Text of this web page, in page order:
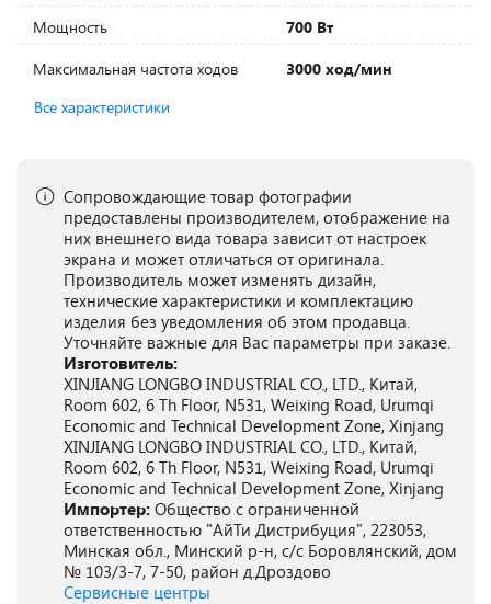
Мощность
700 Вт
Максимальная частота ходов
3000 ход/мин
Все характеристики
Сопровождающие товар фотографии
предоставлены производителем, отображение на
них внешнего вида товара зависит от настроек
экрана и может отличаться от оригинала.
Производитель может изменять дизайн,
технические характеристики и комплектацию
изделия без уведомления об этом продавца.
Уточняйте важные для Вас параметры при заказе.
Изготовитель:
XINJIANG LONGBO INDUSTRIAL CO., LTD., Китай,
Room 602, 6 Th Floor, N531, Weixing Road, Urumqi
Economic and Technical Development Zone, Xinjang
XINJIANG LONGBO INDUSTRIAL CO., LTD., Китай,
Room 602, 6 Th Floor, N531, Weixing Road, Urumqi
Economic and Technical Development Zone, Xinjang
Импортер: Общество с ограниченной
ответственностью "АйТи Дистрибуция", 223053,
Минская обл., Минский р-н, с/с Боровлянский, дом
№ 103/3-7, 7-50, район д.Дроздово
Сервисные центры